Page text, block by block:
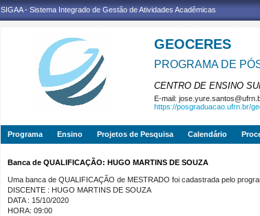
SIGAA - Sistema Integrado de Gestão de Atividades Acadêmicas
GEOCERES
PROGRAMA DE
CENTRO DE ENSINO
E-mail:
https://posgraduacao.ufrn.br/
Programa Ensino Projetos de Pesquisa Calendário
Banca de QUALIFICAÇÃO: HUGO MARTINS DE SOUZA
Uma banca de QUALIFICAÇÃO de MESTRADO foi cadastrada pelo
DISCENTE : HUGO MARTINS DE SOUZA
DATA : 15/10/2020
HORA: 09:00